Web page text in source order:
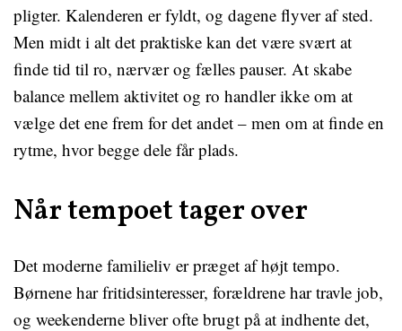
pligter. Kalenderen er fyldt, og dagene flyver af sted.
Men midt i alt det praktiske kan det være svært at
finde tid til ro, nærvær og fælles pauser. At skabe
balance mellem aktivitet og ro handler ikke om at
vælge det ene frem for det andet – men om at finde en
rytme, hvor begge dele får plads.
Når tempoet tager over
Det moderne familieliv er præget af højt tempo.
Børnene har fritidsinteresser, forældrene har travle job,
og weekenderne bliver ofte brugt på at indhente det,